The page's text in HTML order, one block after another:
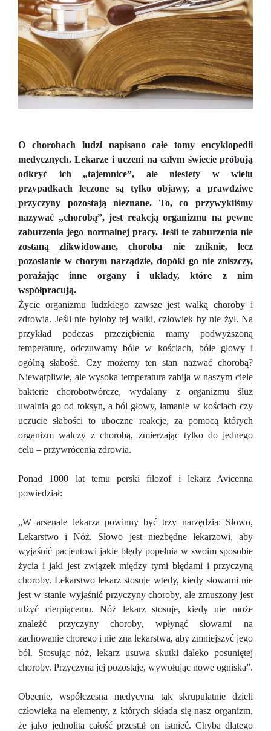
O chorobach ludzi napisano całe tomy encyklopedii
medycznych. Lekarze i uczeni na całym świecie próbują
odkryć ich „tajemnice”, ale niestety w wielu
przypadkach leczone są tylko objawy, a prawdziwe
przyczyny pozostają nieznane. To, co przywykliśmy
nazywać „chorobą”, jest reakcją organizmu na pewne
zaburzenia jego normalnej pracy. Jeśli te zaburzenia nie
zostaną zlikwidowane, choroba nie zniknie, lecz
pozostanie w chorym narządzie, dopóki go nie zniszczy,
porażając inne organy i układy, które z nim
współpracują.
Życie organizmu ludzkiego zawsze jest walką choroby i
zdrowia. Jeśli nie byłoby tej walki, człowiek by nie żył. Na
przykład podczas przeziębienia mamy podwyższoną
temperaturę, odczuwamy bóle w kościach, bóle głowy i
ogólną słabość. Czy możemy ten stan nazwać chorobą?
Niewątpliwie, ale wysoka temperatura zabija w naszym ciele
bakterie chorobotwórcze, wydalany z organizmu śluz
uwalnia go od toksyn, a ból głowy, łamanie w kościach czy
uczucie słabości to uboczne reakcje, za pomocą których
organizm walczy z chorobą, zmierzając tylko do jednego
celu – przywrócenia zdrowia.
Ponad 1000 lat temu perski filozof i lekarz Avicenna
powiedział:
„W arsenale lekarza powinny być trzy narzędzia: Słowo,
Lekarstwo i Nóż. Słowo jest niezbędne lekarzowi, aby
wyjaśnić pacjentowi jakie błędy popełnia w swoim sposobie
życia i jaki jest związek między tymi błędami i przyczyną
choroby. Lekarstwo lekarz stosuje wtedy, kiedy słowami nie
jest w stanie wyjaśnić przyczyny choroby, ale zmuszony jest
ulżyć cierpiącemu. Nóż lekarz stosuje, kiedy nie może
znaleźć przyczyny choroby, wpłynąć słowami na
zachowanie chorego i nie zna lekarstwa, aby zmniejszyć jego
ból. Stosując nóż, lekarz usuwa skutki daleko posuniętej
choroby. Przyczyna jej pozostaje, wywołując nowe ogniska”.
Obecnie, współczesna medycyna tak skrupulatnie dzieli
człowieka na elementy, z których składa się nasz organizm,
że jako jednolita całość przestał on istnieć. Chyba dlatego